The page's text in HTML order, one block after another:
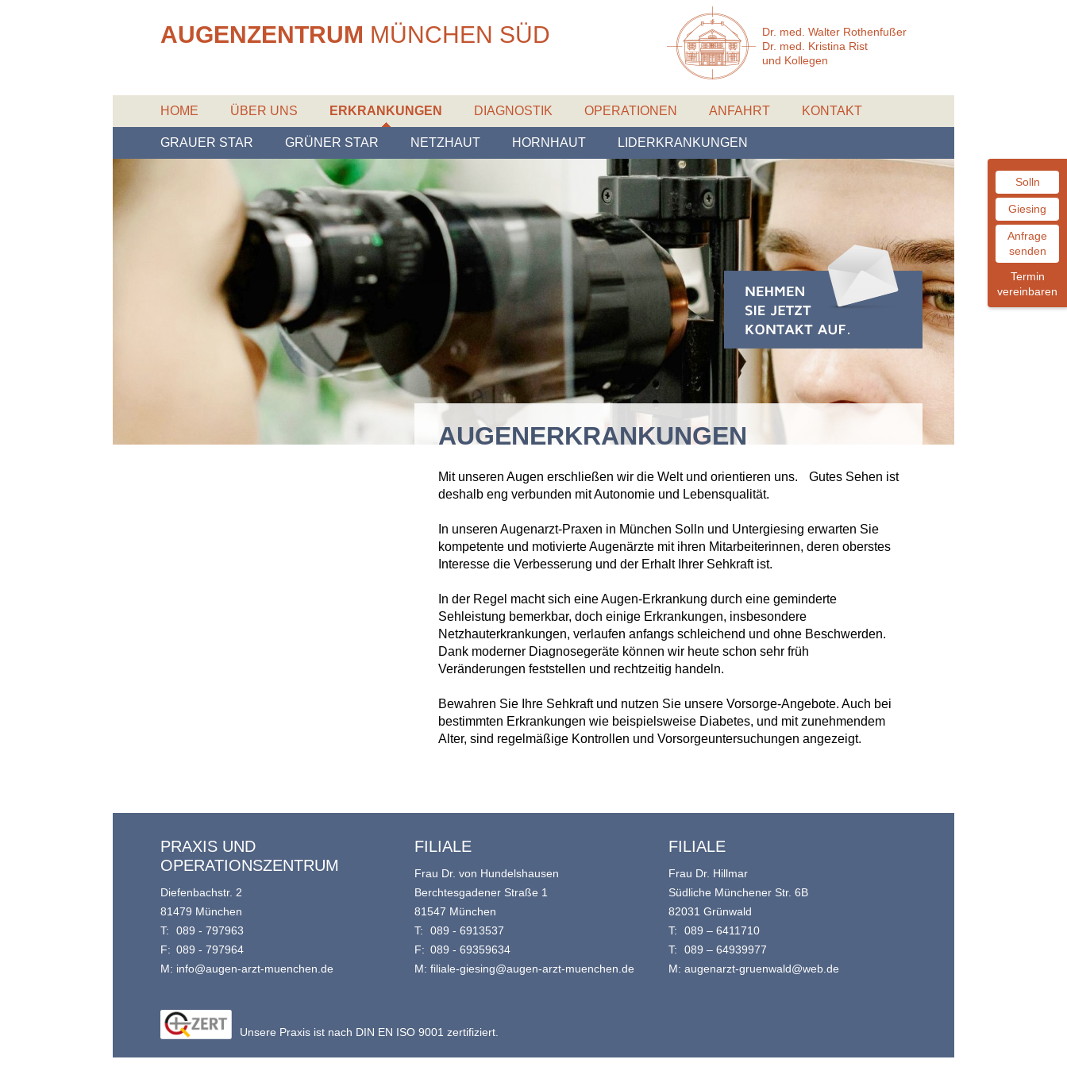
AUGENZENTRUM MÜNCHEN SÜD
Dr. med. Walter Rothenfußer
Dr. med. Kristina Rist
und Kollegen
HOME ÜBER UNS ERKRANKUNGEN
GRAUER STAR GRÜNER STAR NETZHAUT HORNHAUT LIDERKRANKUNGEN
DIAGNOSTIK OPERATIONEN ANFAHRT KONTAKT
Solln
Giesing
Anfrage
senden
Termin
vereinbaren
AUGENERKRANKUNGEN
Mit unseren Augen erschließen wir die Welt und orientieren uns. Gutes Sehen ist
deshalb eng verbunden mit Autonomie und Lebensqualität.
In unseren Augenarzt-Praxen in München Solln und Untergiesing erwarten Sie
kompetente und motivierte Augenärzte mit ihren Mitarbeiterinnen, deren oberstes
Interesse die Verbesserung und der Erhalt Ihrer Sehkraft ist.
In der Regel macht sich eine Augen-Erkrankung durch eine geminderte
Sehleistung bemerkbar, doch einige Erkrankungen, insbesondere
Netzhauterkrankungen, verlaufen anfangs schleichend und ohne Beschwerden.
Dank moderner Diagnosegeräte können wir heute schon sehr früh
Veränderungen feststellen und rechtzeitig handeln.
Bewahren Sie Ihre Sehkraft und nutzen Sie unsere Vorsorge-Angebote. Auch bei
bestimmten Erkrankungen wie beispielsweise Diabetes, und mit zunehmendem
Alter, sind regelmäßige Kontrollen und Vorsorgeuntersuchungen angezeigt.
PRAXIS UND
OPERATIONSZENTRUM
Diefenbachstr. 2
81479 München
T:
089 - 797963
F: 089 - 797964
M: info@augen-arzt-muenchen.de
FILIALE
Frau Dr. von Hundelshausen
Berchtesgadener Straße 1
81547 München
T:
089 - 6913537
F: 089 - 69359634
M: filiale-giesing@augen-arzt-muenchen.de
FILIALE
Frau Dr. Hillmar
Südliche Münchener Str. 6B
82031 Grünwald
T:
089 – 6411710
T:
089 – 64939977
M: augenarzt-gruenwald@web.de
Unsere Praxis ist nach DIN EN ISO 9001 zertifiziert.